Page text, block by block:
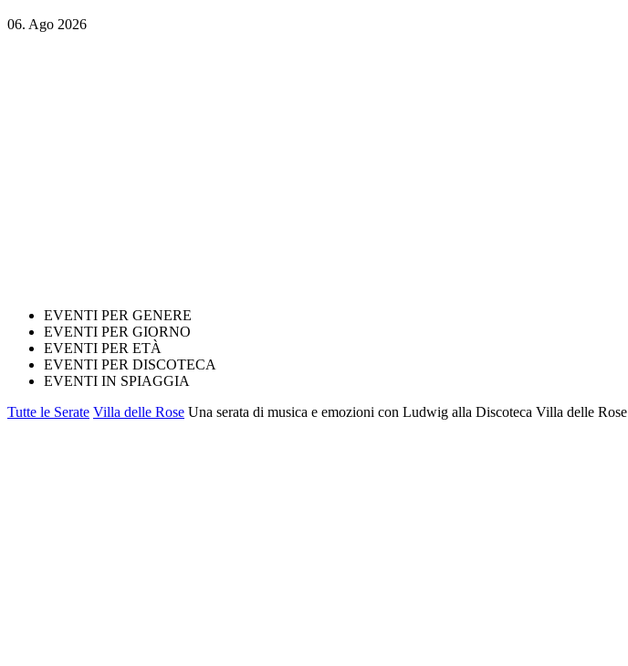
06. Ago 2026
EVENTI PER GENERE
EVENTI PER GIORNO
EVENTI PER ETÀ
EVENTI PER DISCOTECA
EVENTI IN SPIAGGIA
Tutte le Serate Villa delle Rose Una serata di musica e emozioni con Ludwig alla Discoteca Villa delle Rose